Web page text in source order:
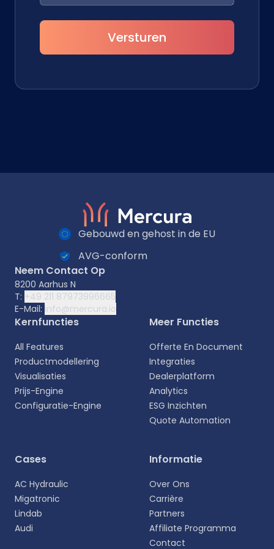
Selecteer uw taal
persoonlijke ervaring.
Versturen
Gebouwd en gehost in de EU
AVG-conform
Neem Contact Op
8200 Aarhus N
T: +49 211 87973996665
E-Mail: info@mercura.io
Kernfuncties
All Features
Productmodellering
Visualisaties
Prijs-Engine
Configuratie-Engine
Meer Functies
Offerte En Document
Integraties
Dealerplatform
Analytics
ESG Inzichten
Quote Automation
Cases
AC Hydraulic
Migatronic
Lindab
Audi
Informatie
Over Ons
Carrière
Partners
Affiliate Programma
Contact